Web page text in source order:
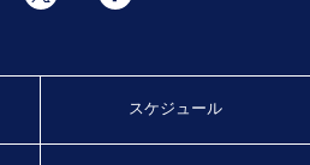
スケジュール